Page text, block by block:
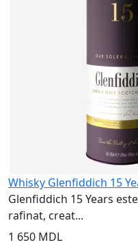
Whisky Glenfiddich 15
Glenfiddich 15 Years
rafinat, creat...
1 650 MDL